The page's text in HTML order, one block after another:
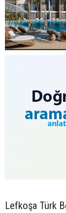
Lefkoşa Türk